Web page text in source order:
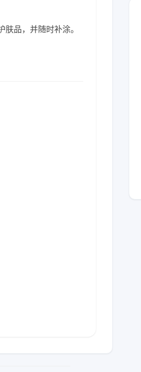
品，并随时补涂。